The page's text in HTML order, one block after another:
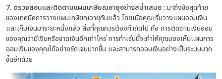
7. ตรวจสอบและติดตามแผนเกษียณอายุอย่างสม่ำเสมอ :มาถึงข้อสุดท้าย
ของเทคนิคการวางแผนเกษียณอายุกันแล้ว โดยเมื่อคุณเริ่มวางแผนออมเงิน
และเก็บเงินมาระยะหนึ่งแล้ว สิ่งที่คุณควรต้องทำถัดไป คือ การติดตามเงินออม
ของคุณว่ามีเงินหรือขาดเงินอีกเท่าไหร่ การทำเช่นนี้จะทำให้คุณมองเห็นแผนการ
ออมเงินของคุณได้อย่างชัดเจนมากขึ้น และสามารถออมเงินอย่างเป็นระบบมาก
ขึ้นอีกด้วย